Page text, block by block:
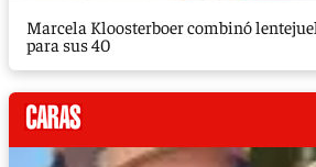
Marcela Kloosterboer combinó
para sus 40